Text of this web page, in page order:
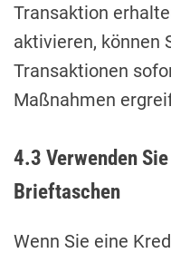
Transaktion
aktivieren, können
Transaktionen
Maßnahmen
4.3 Verwenden
Brieftaschen
Wenn Sie eine